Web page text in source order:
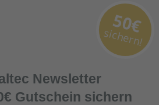
Newsletter
Gutschein sichern
50€
sichern!